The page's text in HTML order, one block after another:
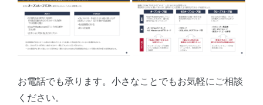
お電話でも承ります。小さなことでもお気軽にご相談
ください。